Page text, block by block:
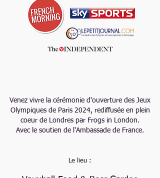
Venez vivre la cérémonie d'ouverture des Jeux
Olympiques de Paris 2024, rediffusée en plein
coeur de Londres par Frogs in London.
Avec le soutien de l'Ambassade de France.
Le lieu :